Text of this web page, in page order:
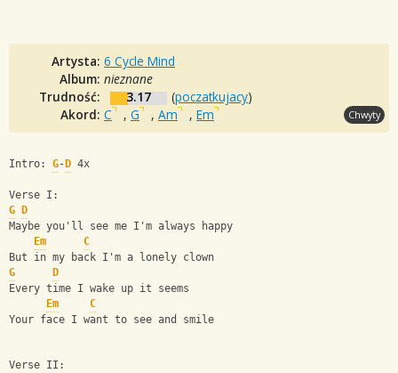
Artysta: 6 Cycle Mind
Album: nieznane
Trudność:
3.17 (poczatkujacy)
Akord: C , G , Am , Em Chwyty
Intro: G- D 4x
Verse I:
G
D
Maybe you'll see me I'm always happy
Em
C
But in my back I'm a lonely clown
G
D
Every time I wake up it seems
Em
C
Your face I want to see and smile
Verse II: